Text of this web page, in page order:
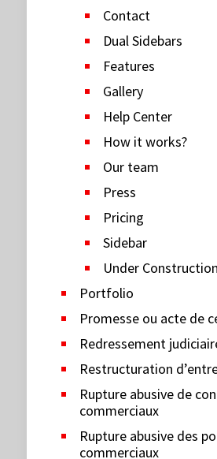
Contact
Dual Sidebars
Features
Gallery
Help Center
How it works?
Our team
Press
Pricing
Sidebar
Under Construction
Portfolio
Promesse ou acte de
Redressement
Restructuration
Rupture abusive de
commerciaux
Rupture abusive des
commerciaux